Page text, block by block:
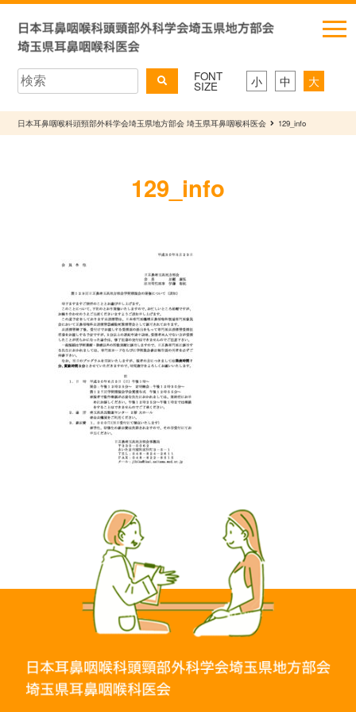
FONT
SIZE 小 中 大
日本耳鼻咽喉科頭頸部外科学会埼玉県地方部会 埼玉県耳鼻咽喉科医会 129_info
129_info